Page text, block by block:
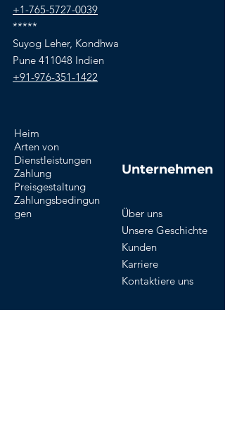
+1-765-5727-0039
*****
Suyog Leher, Kondhwa
Pune 411048 Indien
+91-976-351-1422
Heim
Arten von
Dienstleistungen
Zahlung
Preisgestaltung
Zahlungsbedingun
gen
Unternehmen
Über uns
Unsere Geschichte
Kunden
Karriere
Kontaktiere uns